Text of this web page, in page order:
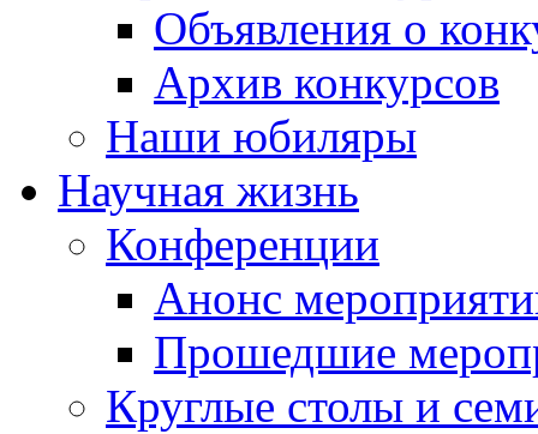
Объявления о
Архив конкурсов
Наши юбиляры
Научная жизнь
Конференции
Анонс
Прошедшие
Круглые столы и